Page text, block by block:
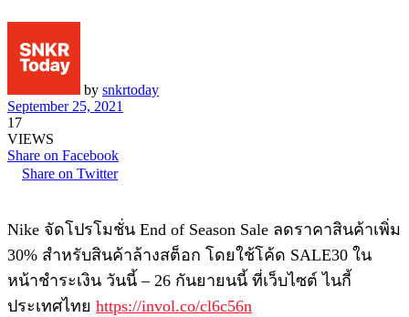
by snkrtoday
September 25, 2021
17
VIEWS
Share on Facebook
Share on Twitter
Nike จัดโปรโมชั่น End of Season Sale ลดราคาสินค้าเพิ่ม
30% สำหรับสินค้าล้างสต็อก โดยใช้โค้ด SALE30 ใน
หน้าชำระเงิน วันนี้ – 26 กันยายนนี้ ที่เว็บไซต์ ไนกี้
ประเทศไทย https://invol.co/cl6c56n